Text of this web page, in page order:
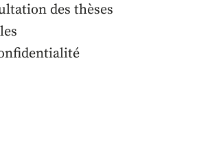
des thèses